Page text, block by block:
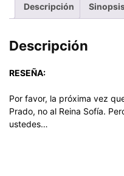
Descripción
Descripción
RESEÑA:
Por favor, la próxima vez
Prado, no al Reina Sofía.
ustedes…